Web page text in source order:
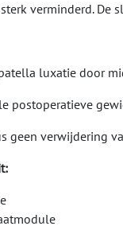
verminderd.
luxatie door
postoperatieve
geen verwijdering